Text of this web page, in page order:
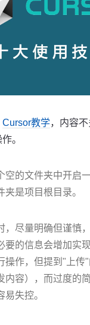
Cursor教学，内容
。
空的文件夹中开启
夹是项目根目录。
，尽量明确但谨慎
要的信息会增加实
操作，但提到"上传
内容），而过度的
易失控。